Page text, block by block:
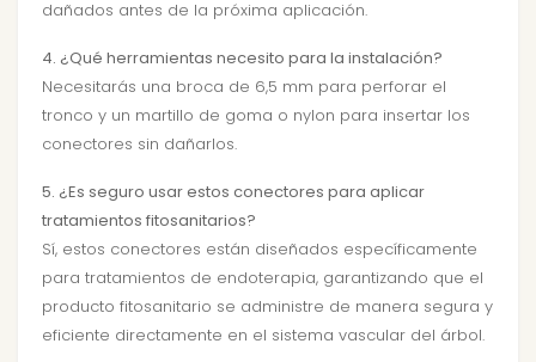
dañados antes de la próxima aplicación.
4. ¿Qué herramientas necesito para la instalación?
Necesitarás una broca de 6,5 mm para perforar el
tronco y un martillo de goma o nylon para insertar los
conectores sin dañarlos.
5. ¿Es seguro usar estos conectores para aplicar
tratamientos fitosanitarios?
Sí, estos conectores están diseñados específicamente
para tratamientos de endoterapia, garantizando que el
producto fitosanitario se administre de manera segura y
eficiente directamente en el sistema vascular del árbol.